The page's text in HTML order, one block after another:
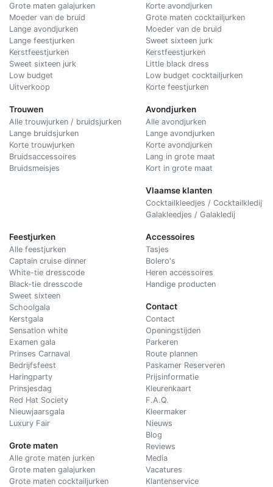
Grote maten galajurken
Moeder van de bruid
Lange avondjurken
Lange feestjurken
Kerstfeestjurken
Sweet sixteen jurk
Low budget
Uitverkoop
Trouwen
Alle trouwjurken / bruidsjurken
Lange bruidsjurken
Korte trouwjurken
Bruidsaccessoires
Bruidsmeisjes
Korte avondjurken
Grote maten cocktailjurken
Moeder van de bruid
Sweet sixteen jurk
Kerstfeestjurken
Little black dress
Low budget cocktailjurken
Korte feestjurken
Avondjurken
Alle avondjurken
Lange avondjurken
Korte avondjurken
Lang in grote maat
Kort in grote maat
Vlaamse klanten
Cocktailkleedjes / Cocktailkledij
Galakleedjes / Galakledij
Feestjurken
Alle feestjurken
Captain cruise dinner
White-tie dresscode
Black-tie dresscode
Sweet sixteen
Schoolgala
Kerstgala
Sensation white
Examen gala
Prinses Carnaval
Bedrijfsfeest
Haringparty
Prinsjesdag
Red Hat Society
Nieuwjaarsgala
Luxury Fair
Grote maten
Alle grote maten jurken
Grote maten galajurken
Grote maten cocktailjurken
Accessoires
Tasjes
Bolero's
Heren accessoires
Handige producten
Contact
Contact
Openingstijden
Parkeren
Route plannen
Paskamer Reserveren
Prijsinformatie
Kleurenkaart
F.A.Q.
Kleermaker
Nieuws
Blog
Reviews
Media
Vacatures
Klantenservice